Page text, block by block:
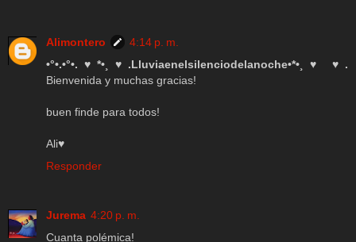
Alimontero
4:14 p. m.
•°•.•°•.♥*•¸♥.Lluviaenelsilenciodelanoche•*•¸♥ ♥.
Bienvenida y muchas gracias!
buen finde para todos!
Ali♥
Responder
Jurema 4:20 p. m.
Cuanta polémica!